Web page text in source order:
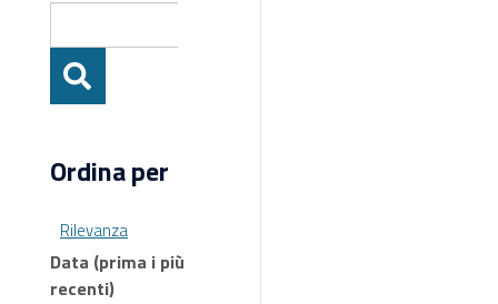
Ordina per
Rilevanza
Data (prima i più
recenti)